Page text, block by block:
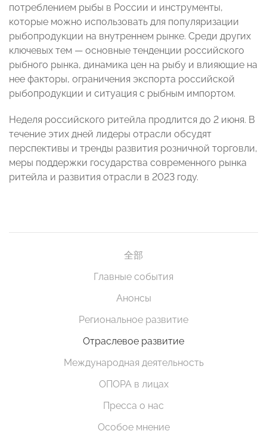
потреблением рыбы в России и инструменты,
которые можно использовать для популяризации
рыбопродукции на внутреннем рынке. Среди других
ключевых тем — основные тенденции российского
рыбного рынка, динамика цен на рыбу и влияющие на
нее факторы, ограничения экспорта российской
рыбопродукции и ситуация с рыбным импортом.
Неделя российского ритейла продлится до 2 июня. В
течение этих дней лидеры отрасли обсудят
перспективы и тренды развития розничной торговли,
меры поддержки государства современного рынка
ритейла и развития отрасли в 2023 году.
全部
Главные события
Анонсы
Региональное развитие
Отраслевое развитие
Международная деятельность
ОПОРА в лицах
Пресса о нас
Особое мнение